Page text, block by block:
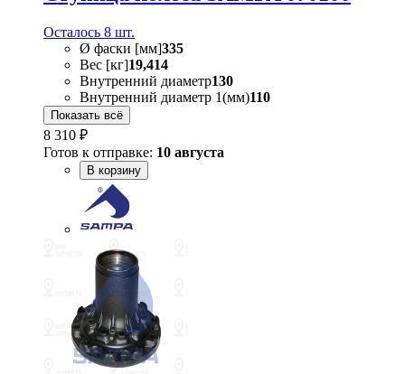
Осталось 8 шт.
Ø фаски [мм]335
Вес [кг]19,414
Внутренний диаметр130
Внутренний диаметр 1(мм)110
Показать всё
8 310 ₽
Готов к отправке: 10 августа
В корзину